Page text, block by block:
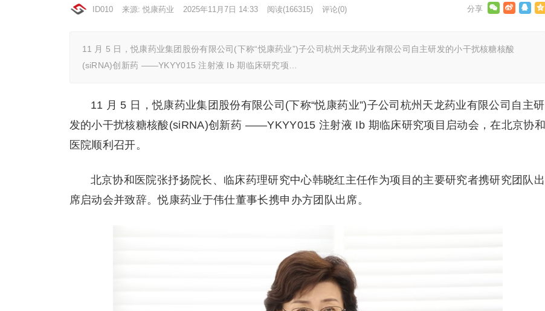
ID010 来源: 悦康药业 2025年11月7日 14:33 阅读(166315) 评论(0)
11 月 5 日，悦康药业集团股份有限公司(下称“悦康药业”)子公司杭州天龙药业有限公司自主研发的小干扰核糖核酸
(siRNA)创新药 ——YKYY015 注射液 Ib 期临床研究项…
11 月 5 日，悦康药业集团股份有限公司(下称“悦康药业”)子公司杭州天龙药业有限公司自主研
发的小干扰核糖核酸(siRNA)创新药 ——YKYY015 注射液 Ib 期临床研究项目启动会，在北京协和
医院顺利召开。
北京协和医院张抒扬院长、临床药理研究中心韩晓红主任作为项目的主要研究者携研究团队出
席启动会并致辞。悦康药业于伟仕董事长携申办方团队出席。